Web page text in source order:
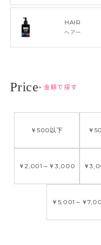
HAIR
ヘアー
金額で探す
￥500 以下 ￥
￥2,001 ～ ￥3,000 ￥
￥5,001 ～ ￥